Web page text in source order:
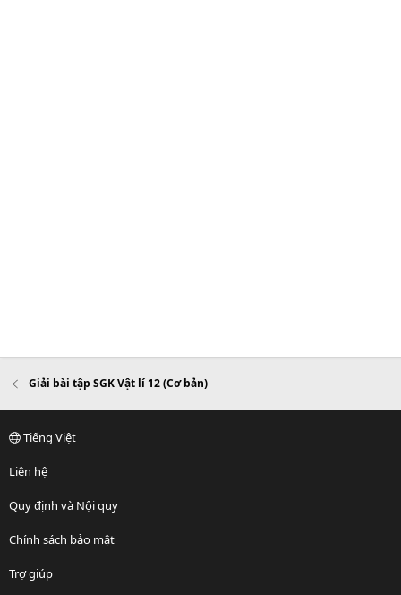
Giải bài tập SGK Vật lí 12 (Cơ bản)
Tiếng Việt
Liên hệ
Quy định và Nội quy
Chính sách bảo mật
Trợ giúp